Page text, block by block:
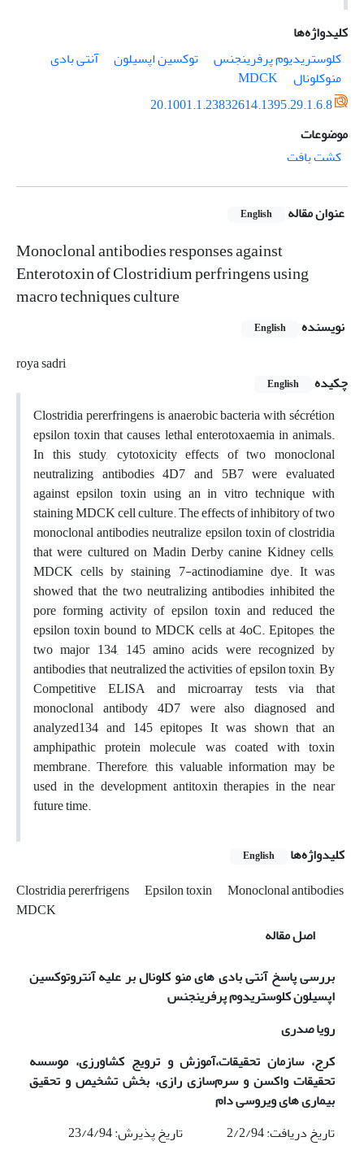
کلیدواژه‌ها
کلوستریدیوم پرفرینجنس
توکسین اپسیلون
آنتی بادی
منوکلونال
MDCK
20.1001.1.23832614.1395.29.1.6.8
موضوعات
کشت بافت
عنوان مقاله English
Monoclonal antibodies responses against
Enterotoxin of Clostridium perfringens using
macro techniques culture
نویسنده English
roya sadri
چکیده
English
Clostridia pererfringens is anaerobic bacteria with sécrétion
epsilon toxin that causes lethal enterotoxaemia in animals.
In this study, cytotoxicity effects of two monoclonal
neutralizing antibodies 4D7 and 5B7 were evaluated
against epsilon toxin using an in vitro technique with
staining MDCK cell culture. The effects of inhibitory of two
monoclonal antibodies neutralize epsilon toxin of clostridia
that were cultured on Madin Derby canine Kidney cells,
MDCK cells by staining 7-actinodiamine dye. It was
showed that the two neutralizing antibodies inhibited the
pore forming activity of epsilon toxin and reduced the
epsilon toxin bound to MDCK cells at 4oC. Epitopes, the
two major 134, 145 amino acids were recognized by
antibodies that neutralized the activities of epsilon toxin, By
Competitive ELISA and microarray tests via that
monoclonal antibody 4D7 were also diagnosed and
analyzed134 and 145 epitopes It was shown that an
amphipathic protein molecule was coated with toxin
membrane. Therefore, this valuable information may be
used in the development antitoxin therapies in the near
future time.
کلیدواژه‌ها
English
Clostridia pererfrigens Epsilon toxin
Monoclonal antibodies
MDCK
اصل مقاله
بررسی پاسخ آنتی بادی های منو کلونال بر علیه آنتروتوکسین
اپسیلون کلوستریدوم پرفرینجنس
رویا صدری
کرج، سازمان تحقیقات،آموزش و ترویج کشاورزی، موسسه
تحقیقات واکسن و سرم‌سازی رازی، بخش تشخیص و تحقیق
بیماری های ویروسی دام
تاریخ دریافت: 2/2/94 تاریخ پذیرش: 23/4/94